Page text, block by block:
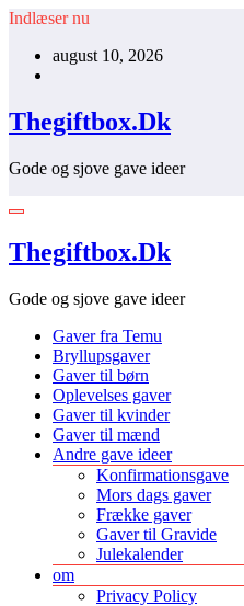
Videre
indhold
Indlæser nu
august 10, 2026
Thegiftbox.Dk
Gode og sjove gave ideer
Thegiftbox.Dk
Gode og sjove gave ideer
Gaver fra Temu
Bryllupsgaver
Gaver til børn
Oplevelses gaver
Gaver til kvinder
Gaver til mænd
Andre gave ideer
Konfirmationsgave
Mors dags gaver
Frække gaver
Gaver til Gravide
Julekalender
om
Privacy Policy